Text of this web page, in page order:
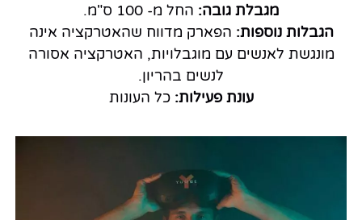
מגבלת גובה: החל מ- 100 ס"מ.
הגבלות נוספות: הפארק מדווח שהאטרקציה אינה
מונגשת לאנשים עם מוגבלויות, האטרקציה אסורה
לנשים בהריון.
עונת פעילות:כל העונות